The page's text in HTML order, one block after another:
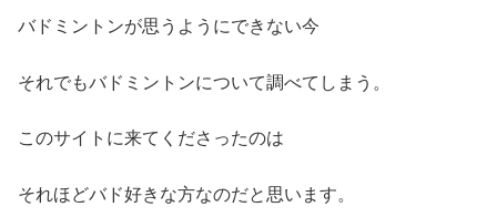
バドミントンが思うようにできない今
それでもバドミントンについて調べてしまう。
このサイトに来てくださったのは
それほどバド好きな方なのだと思います。